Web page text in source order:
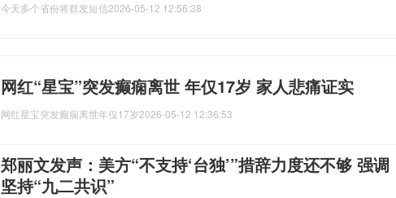
今天多个省份将群发短信2026-05-12 12:56:38
网红“星宝”突发癫痫离世 年仅17岁 家人悲痛证实
网红星宝突发癫痫离世年仅17岁2026-05-12 12:36:53
郑丽文发声：美方“不支持‘台独’”措辞力度还不够 强调
坚持“九二共识”